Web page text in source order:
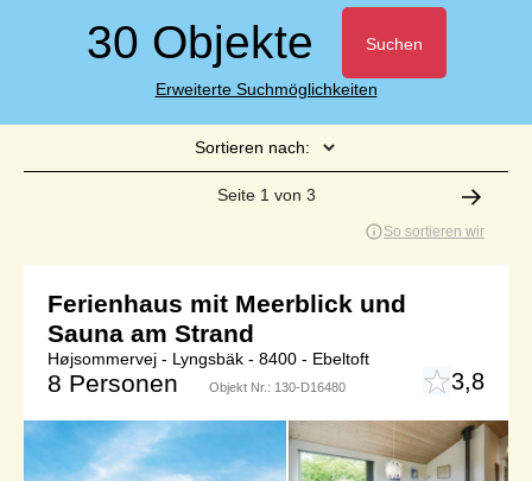
30 Objekte Suchen
Erweiterte Suchmöglichkeiten
Sortieren nach:
Seite 1 von 3
So sortieren wir
Ferienhaus mit Meerblick und
Sauna am Strand
Højsommervej - Lyngsbäk - 8400 - Ebeltoft
8 Personen Objekt Nr.: 130-D16480 3,8